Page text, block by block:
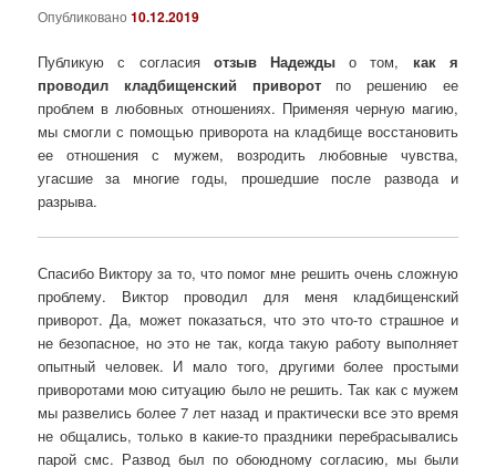
Опубликовано10.12.2019
Публикую с согласия отзыв Надежды о том, как я
проводил кладбищенский приворотпо решению ее
проблем в любовных отношениях. Применяя черную магию,
мы смогли с помощью приворота на кладбище восстановить
ее отношения с мужем, возродить любовные чувства,
угасшие за многие годы, прошедшие после развода и
разрыва.
Спасибо Виктору за то, что помог мне решить очень сложную
проблему. Виктор проводил для меня кладбищенский
приворот. Да, может показаться, что это что-то страшное и
не безопасное, но это не так, когда такую работу выполняет
опытный человек. И мало того, другими более простыми
приворотами мою ситуацию было не решить. Так как с мужем
мы развелись более 7 лет назад и практически все это время
не общались, только в какие-то праздники перебрасывались
парой смс. Развод был по обоюдному согласию, мы были